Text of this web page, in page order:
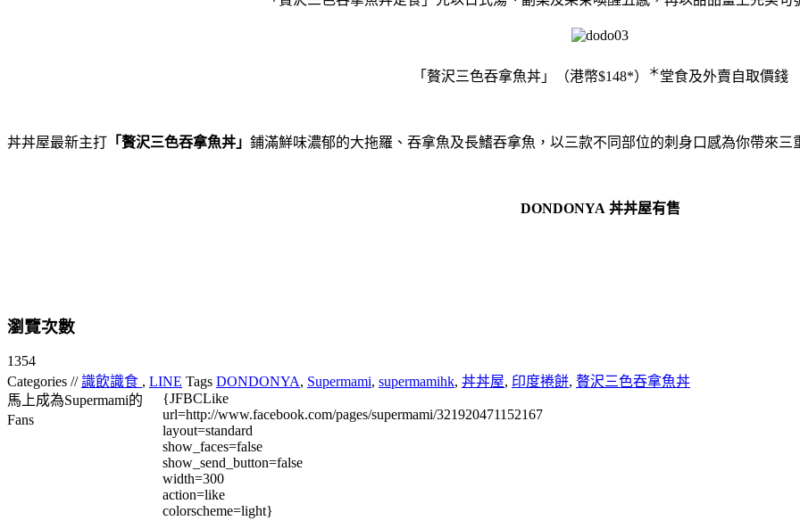
「贅沢三色吞拿魚丼」（港幣$148*） ＊ 堂食及外賣自取價錢
丼丼屋最新主打 「贅沢三色吞拿魚丼」 鋪滿鮮味濃郁的大拖羅、吞拿魚及長鰭吞拿魚， 以三款不同部位的刺身口感為你帶來三
DONDONYA 丼丼屋有售
瀏覽次數
1354
Categories //識飲識食 , LINE Tags DONDONYA, Supermami, supermamihk, 丼丼屋, 印度捲餅, 贅沢三色吞拿魚丼
馬上成為Supermami的
Fans
{JFBCLike
url=http://www.facebook.com/pages/supermami/321920471152167
layout=standard
show_faces=false
show_send_button=false
width=300
action=like
colorscheme=light}